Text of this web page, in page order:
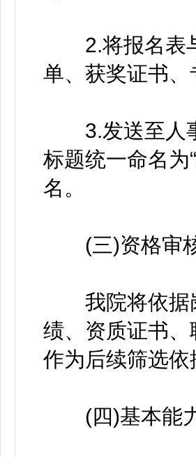
2.将报名表与
单、获奖证书
3.发送至人事
标题统一命名为
名。
(三)资格审
我院将依据岗
绩、资质证书
作为后续筛选依
(四)基本能